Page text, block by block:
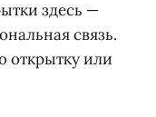
здесь —
связь.
открытку или